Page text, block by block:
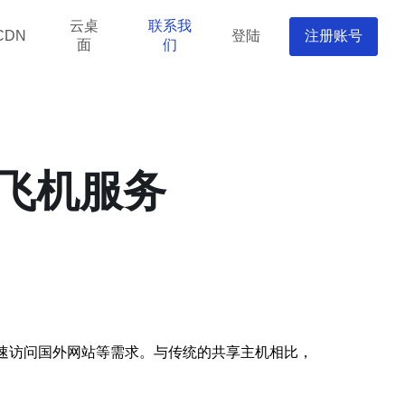
云桌
面
联系我
们
登陆 注册账号
机服务
问国外网站等需求。与传统的共享主机相比，